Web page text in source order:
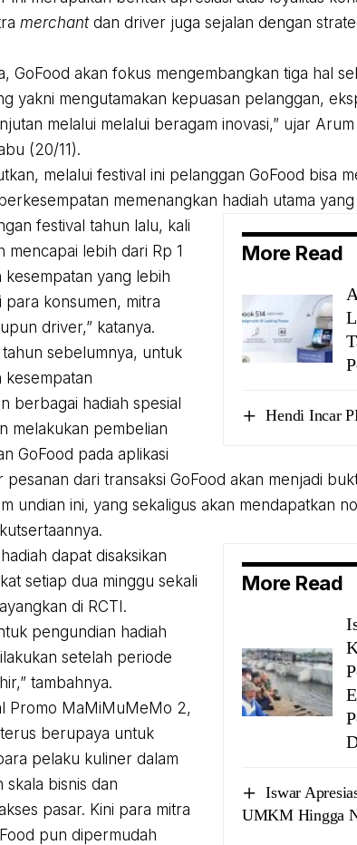
merchant dan driver juga sejalan dengan
GoFood akan fokus mengembangkan tiga hal
yakni mengutamakan kepuasan pelanggan,
melalui melalui beragam inovasi,” ujar
(20/11).
melalui festival ini pelanggan GoFood bisa
memenangkan hadiah utama
More Read
Hendi Incar
festival tahun lalu, kali
mencapai lebih dari Rp 1
kesempatan yang lebih
para konsumen, mitra
driver,” katanya.
sebelumnya, untuk
kesempatan
berbagai hadiah spesial
melakukan pembelian
GoFood pada aplikasi
pesanan dari transaksi GoFood akan menjadi
undian ini, yang sekaligus akan mendapatkan
More Read
Iswar
UMKM Hingga
dapat disaksikan
setiap dua minggu sekali
di RCTI.
pengundian hadiah
setelah periode
tambahnya.
Promo MaMiMuMeMo 2,
berupaya untuk
pelaku kuliner dalam
skala bisnis dan
pasar. Kini para mitra
pun dipermudah